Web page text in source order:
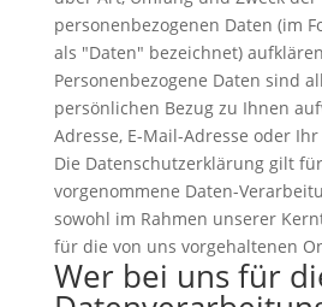
personenbezogenen Daten (im
als "Daten" bezeichnet)
Personenbezogene Daten sind
persönlichen Bezug zu Ihnen
Adresse, E-Mail-Adresse oder
Die Datenschutzerklärung gilt
vorgenommene Daten-
sowohl im Rahmen unserer
für die von uns vorgehaltenen
Wer bei uns für